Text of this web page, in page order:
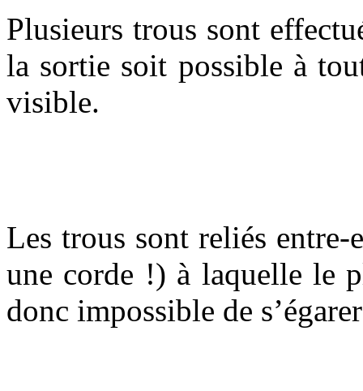
Plusieurs trous sont
la sortie soit possible à
visible.
Les trous sont reliés
une corde !) à laquelle le
donc impossible de